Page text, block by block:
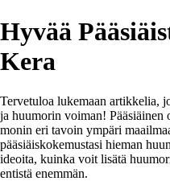
Hyvää
Kera
Tervetuloa lukemaan artikkelia,
ja huumorin voiman! Pääsiäinen
monin eri tavoin ympäri
pääsiäiskokemustasi hieman
ideoita, kuinka voit lisätä
entistä enemmän.